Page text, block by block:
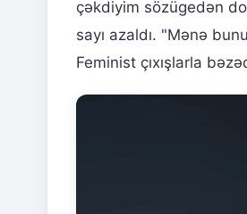
çəkdiyim sözügedən
sayı azaldı. "Mənə
Feminist çıxışlarla